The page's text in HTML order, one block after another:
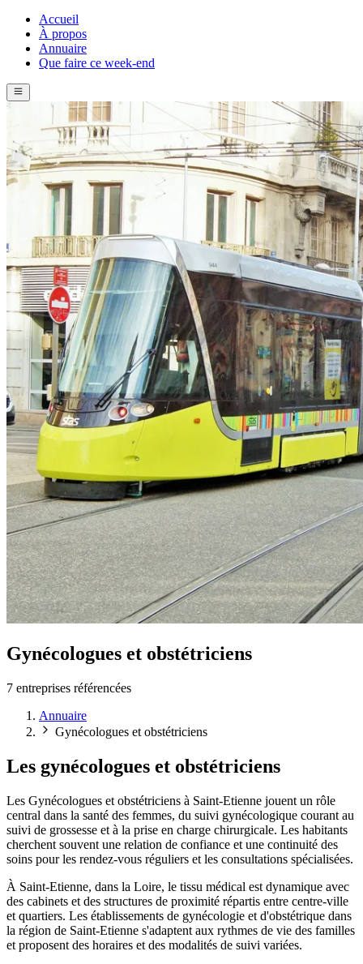
Accueil
À propos
Annuaire
Que faire ce week-end
Gynécologues et obstétriciens
7 entreprises référencées
Annuaire
Gynécologues et obstétriciens
Les gynécologues et obstétriciens
Les Gynécologues et obstétriciens à Saint-Etienne jouent un rôle
central dans la santé des femmes, du suivi gynécologique courant au
suivi de grossesse et à la prise en charge chirurgicale. Les habitants
cherchent souvent une relation de confiance et une continuité des
soins pour les rendez-vous réguliers et les consultations spécialisées.
À Saint-Etienne, dans la Loire, le tissu médical est dynamique avec
des cabinets et des structures de proximité répartis entre centre-ville
et quartiers. Les établissements de gynécologie et d'obstétrique dans
la région de Saint-Etienne s'adaptent aux rythmes de vie des familles
et proposent des horaires et des modalités de suivi variées.